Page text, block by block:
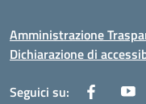
Amministrazione
Dichiarazione di
Seguici su: